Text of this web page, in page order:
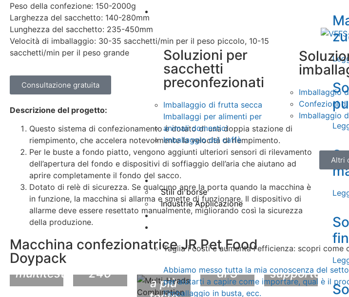
Soluzioni per
sacchetti
preconfezionati
Imballaggio di frutta secca
Imballaggi per alimenti per
animali domestici
Imballaggio del caffè
Imballaggio
Confezioni
Imballaggio
Altri
Applicazione
Stili di borse
Industrie Applicazione
Video
Taglia i costi e aumenta l'efficienza: scopri come
Abbiamo messo tutta la mia conoscenza del
per aiutarti a capire come importare, qual è il
l'imballaggio in busta, ecc.
Peso della confezione: 150-2000g
Larghezza del sacchetto: 140-280mm
Lunghezza del sacchetto: 235-450mm
Velocità di imballaggio: 30-35 sacchetti/min per il peso piccolo, 10-15
sacchetti/min per il peso grande
Consultazione gratuita
Descrizione del progetto:
Questo sistema di confezionamento è dotato di una doppia stazione di
riempimento, che accelera notevolmente la velocità di riempimento.
Per le buste a fondo piatto, vengono aggiunti ulteriori sensori di rilevamento
dell’apertura del fondo e dispositivi di soffiaggio dell’aria che aiutano ad
aprire completamente il fondo del sacco.
Dotato di relè di sicurezza. Se qualcuno apre la porta quando la macchina è
in funzione, la macchina si allarma e smette di funzionare. Il dispositivo di
allarme deve essere resettato manualmente, migliorando così la sicurezza
della produzione.
Macchina confezionatrice JR Pet Food
Doypack
JR con
bilance
multitesta
Macchina
confezionatrice
rotativa
240
Bilancia
combinata
a più
inclinato
di S
Piattaforma
supporto